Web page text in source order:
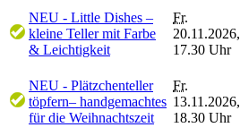
NEU - Little Dishes –
kleine Teller mit Farbe
& Leichtigkeit
Fr.
20.11.2026,
17.30 Uhr
NEU - Plätzchenteller
töpfern– handgemachtes
für die Weihnachtszeit
Fr.
13.11.2026,
18.30 Uhr